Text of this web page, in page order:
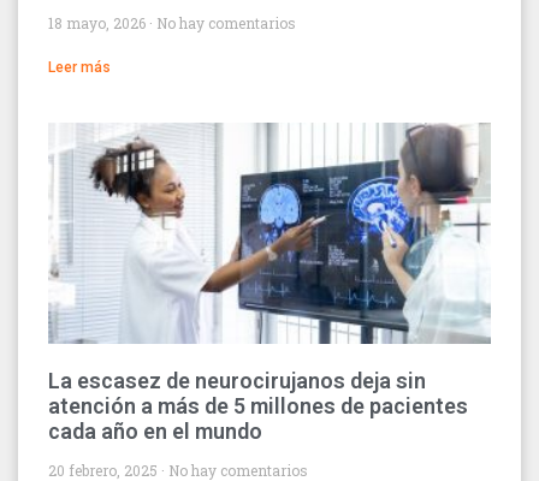
18 mayo, 2026 No hay comentarios
Leer más
La escasez de neurocirujanos deja sin
atención a más de 5 millones de pacientes
cada año en el mundo
20 febrero, 2025 No hay comentarios